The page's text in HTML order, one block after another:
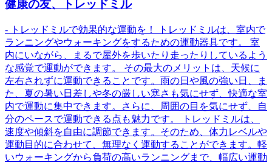
健康の友、トレッドミル
- トレッドミルで効果的な運動を！ トレッドミルは、室内で
ランニングやウォーキングをするための運動器具です。 室
内にいながら、まるで屋外を歩いたり走ったりしているよう
な感覚で運動ができます。 その最大のメリットは、天候に
左右されずに運動できることです。雨の日や風の強い日、ま
た、夏の暑い日差しや冬の厳しい寒さも気にせず、快適な室
内で運動に集中できます。さらに、周囲の目を気にせず、自
分のペースで運動できる点も魅力です。 トレッドミルは、
速度や傾斜を自由に調節できます。そのため、体力レベルや
運動目的に合わせて、無理なく運動することができます。軽
いウォーキングから負荷の高いランニングまで、幅広い運動